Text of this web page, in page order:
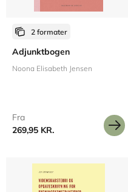
2 formater
Adjunktbogen
Noona Elisabeth Jensen
Fra
269,95 KR.